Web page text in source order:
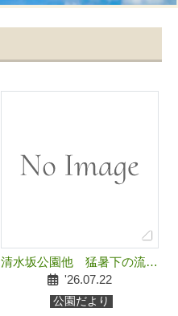
清水坂公園他 猛暑下の流れ
の営業について'26.07.22
公園だより